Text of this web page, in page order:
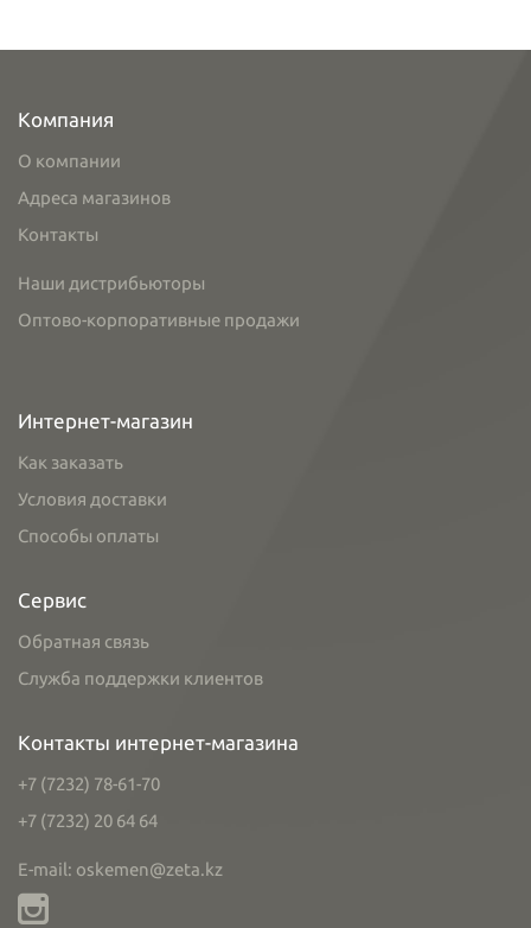
Компания
О компании
Адреса магазинов
Контакты
Наши дистрибьюторы
Оптово-корпоративные продажи
Интернет-магазин
Как заказать
Условия доставки
Способы оплаты
Сервис
Обратная связь
Служба поддержки клиентов
Контакты интернет-магазина
+7 (7232) 78-61-70
+7 (7232) 20 64 64
E-mail: oskemen@zeta.kz